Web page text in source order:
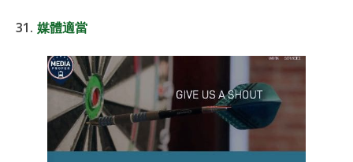
31. 媒體適當